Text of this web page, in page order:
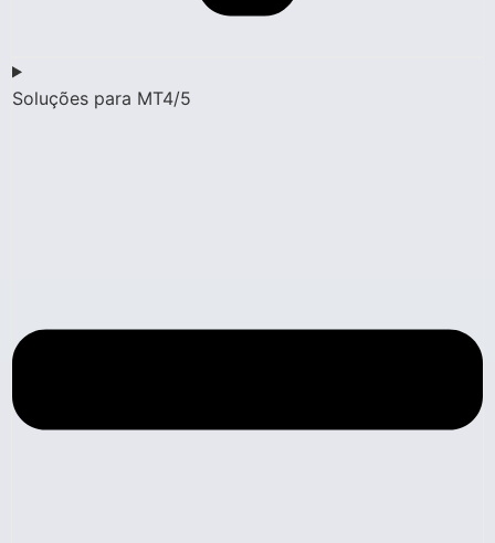
Soluções para MT4/5